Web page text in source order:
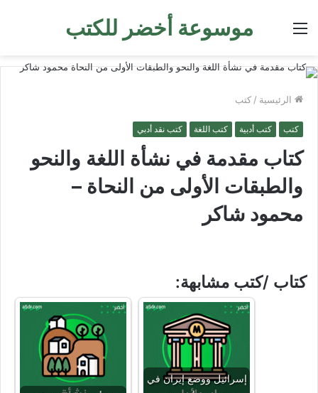
موسوعة أخضر للكتب القائمة
الرئيسية / كتب
كتب كتب أدبية كتب اللغة كتب نقد أدبي
كتاب مقدمة في نشأة اللغة والنحو
والطبقات الأولى من النحاة –
محمود شاكر
كتاب /كتب مشابهة:
إسرائيل ووضع إيران في